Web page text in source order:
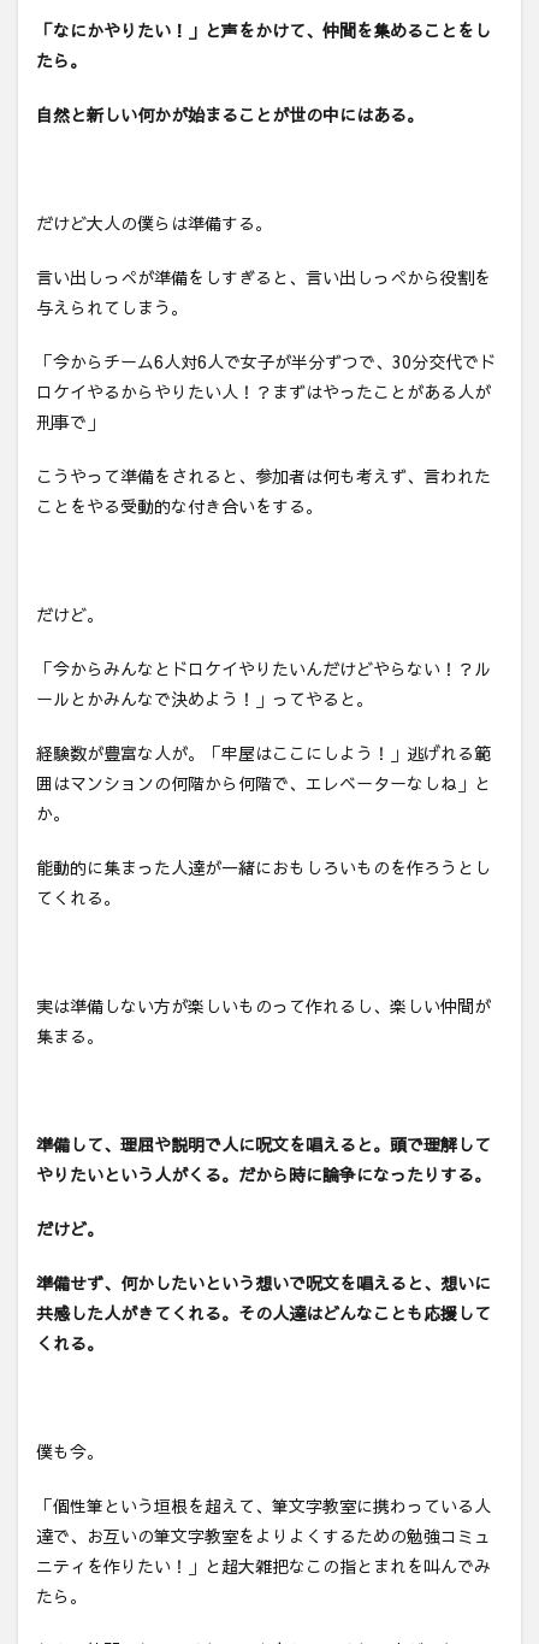
「なにかやりたい！」と声をかけて、仲間を集めることをし
たら。
自然と新しい何かが始まることが世の中にはある。
だけど大人の僕らは準備する。
言い出しっぺが準備をしすぎると、言い出しっぺから役割を
与えられてしまう。
「今からチーム6人対6人で女子が半分ずつで、30分交代でド
ロケイやるからやりたい人！？まずはやったことがある人が
刑事で」
こうやって準備をされると、参加者は何も考えず、言われた
ことをやる受動的な付き合いをする。
だけど。
「今からみんなとドロケイやりたいんだけどやらない！？ル
ールとかみんなで決めよう！」ってやると。
経験数が豊富な人が。「牢屋はここにしよう！」逃げれる範
囲はマンションの何階から何階で、エレベーターなしね」と
か。
能動的に集まった人達が一緒におもしろいものを作ろうとし
てくれる。
実は準備しない方が楽しいものって作れるし、楽しい仲間が
集まる。
準備して、理屈や説明で人に呪文を唱えると。頭で理解して
やりたいという人がくる。だから時に論争になったりする。
だけど。
準備せず、何かしたいという想いで呪文を唱えると、想いに
共感した人がきてくれる。その人達はどんなことも応援して
くれる。
僕も今。
「個性筆という垣根を超えて、筆文字教室に携わっている人
達で、お互いの筆文字教室をよりよくするための勉強コミュ
ニティを作りたい！」と超大雑把なこの指とまれを叫んでみ
たら。